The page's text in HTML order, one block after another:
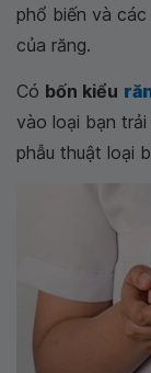
phổ biến và
của răng.
Có bốn kiểu
vào loại bạn
phẫu thuật loại